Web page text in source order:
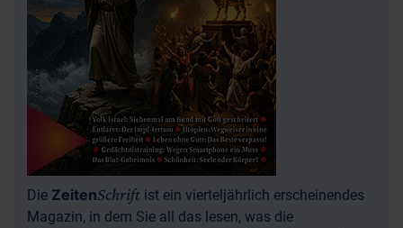
Die ZeitenSchrift ist ein vierteljährlich erscheinendes
Magazin, in dem Sie all das lesen, was die